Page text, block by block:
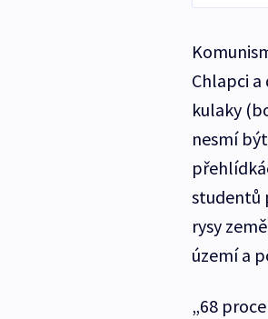
Chlapci a
kulaky
nesmí
studentů
rysy
území a
„68